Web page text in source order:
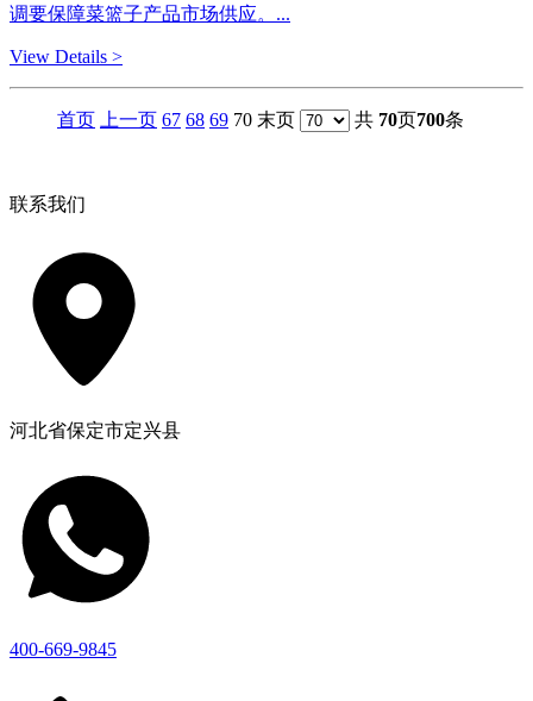
调要保障菜篮子产品市场供应。...
View Details >
首页 上一页 67 68 69 70 末页 共 70页700条
联系我们
河北省保定市定兴县
400-669-9845